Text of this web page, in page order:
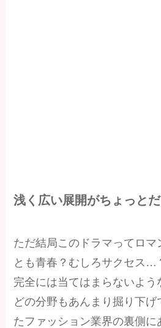
浅く広い展開がちょっと
ただ結局このドラマってロ
とも青春？むしろサクセス…
完全には当てはまらないよう
どの分野もあんまり掘り下げ
たファッション業界の裏側に